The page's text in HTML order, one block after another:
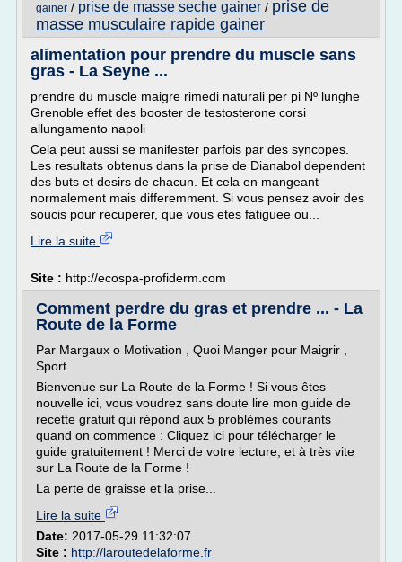
gainer / prise de masse seche gainer / prise de
masse musculaire rapide gainer
alimentation pour prendre du muscle sans
gras - La Seyne ...
prendre du muscle maigre rimedi naturali per pi Nº lunghe
Grenoble effet des booster de testosterone corsi
allungamento napoli
Cela peut aussi se manifester parfois par des syncopes.
Les resultats obtenus dans la prise de Dianabol dependent
des buts et desirs de chacun. Et cela en mangeant
normalement mais differemment. Si vous pensez avoir des
soucis pour recuperer, que vous etes fatiguee ou...
Lire la suite
Site : http://ecospa-profiderm.com
Comment perdre du gras et prendre ... - La
Route de la Forme
Par Margaux o Motivation , Quoi Manger pour Maigrir ,
Sport
Bienvenue sur La Route de la Forme ! Si vous êtes
nouvelle ici, vous voudrez sans doute lire mon guide de
recette gratuit qui répond aux 5 problèmes courants
quand on commence : Cliquez ici pour télécharger le
guide gratuitement ! Merci de votre lecture, et à très vite
sur La Route de la Forme !
La perte de graisse et la prise...
Lire la suite
Date: 2017-05-29 11:32:07
Site : http://laroutedelaforme.fr